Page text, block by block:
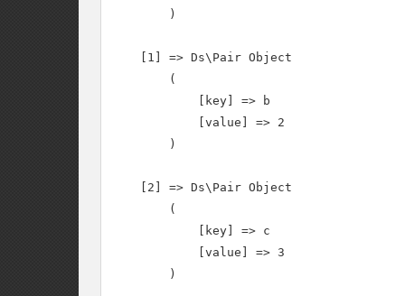
        )
    [1] => Ds\Pair Object
        (
            [key] => b
            [value] => 2
        )
    [2] => Ds\Pair Object
        (
            [key] => c
            [value] => 3
        )